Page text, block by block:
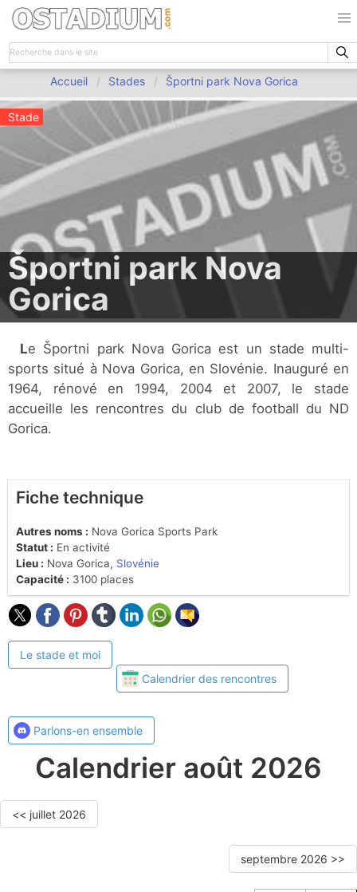
Accueil Stades Športni park Nova Gorica
Stade
Športni park Nova
Gorica
Le Športni park Nova Gorica est un stade multi-
sports situé à Nova Gorica, en Slovénie. Inauguré en
1964, rénové en 1994, 2004 et 2007, le stade
accueille les rencontres du club de football du ND
Gorica.
Fiche technique
Autres noms : Nova Gorica Sports Park
Statut : En activité
Lieu : Nova Gorica, Slovénie
Capacité : 3100 places
Le stade et moi
Calendrier des rencontres
Parlons-en ensemble
Calendrier août 2026
<< juillet 2026
septembre 2026 >>